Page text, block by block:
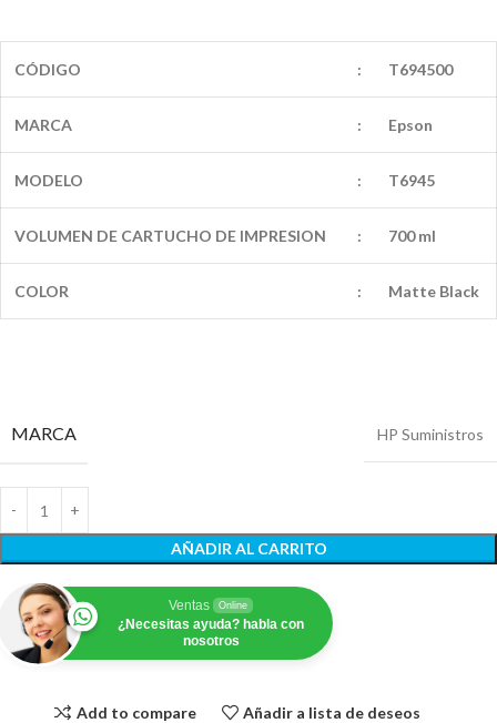
CÓDIGO : T694500
MARCA : Epson
MODELO : T6945
VOLUMEN DE CARTUCHO DE IMPRESION : 700 ml
COLOR : Matte Black
MARCA HP Suministros
AÑADIR AL CARRITO
Ventas Online
¿Necesitas ayuda? habla con
nosotros
Add to compare Añadir a lista de deseos